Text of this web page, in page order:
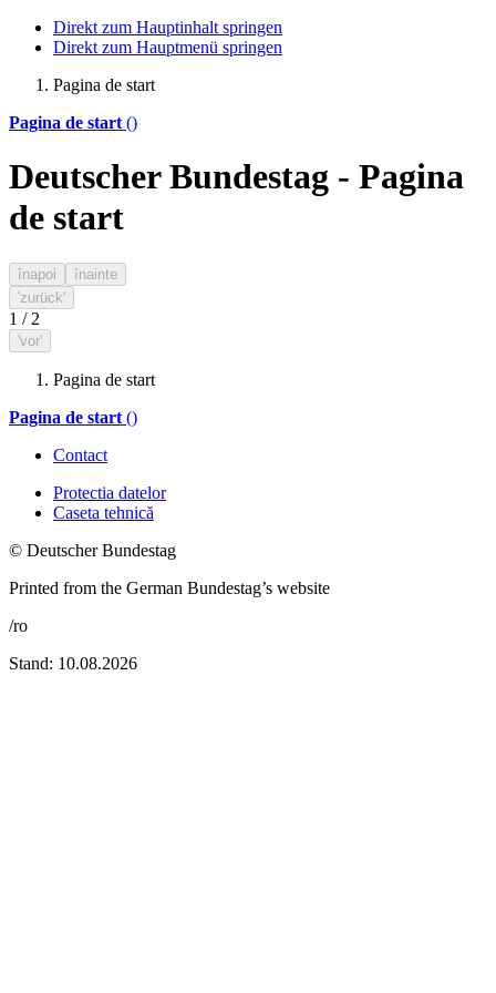
Direkt zum Hauptinhalt springen
Direkt zum Hauptmenü springen
Pagina de start
Pagina de start ()
Deutscher Bundestag - Pagina
de start
înapoi
înainte
'zurück'
1 / 2
'vor'
Pagina de start
Pagina de start ()
Contact
Protectia datelor
Caseta tehnică
© Deutscher Bundestag
Printed from the German Bundestag’s website
/ro
Stand: 10.08.2026